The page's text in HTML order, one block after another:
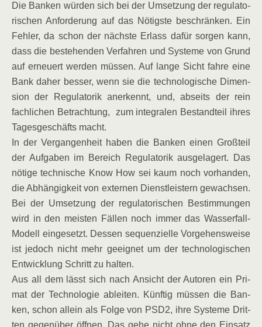
Die Ban­ken wür­den sich bei der Umset­zung der regu­la­to­
ri­schen Anfor­de­rung auf das Nötigs­te beschrän­ken. Ein
Feh­ler, da schon der nächs­te Erlass dafür sor­gen kann,
dass die bestehen­den Ver­fah­ren und Sys­te­me von Grund
auf erneu­ert wer­den müs­sen. Auf lan­ge Sicht fah­re eine
Bank daher bes­ser, wenn sie die tech­no­lo­gi­sche Dimen­
si­on der Regu­la­to­rik aner­kennt, und, abseits der rein
fach­li­chen Betrach­tung, zum inte­gra­len Bestand­teil ihres
Tages­ge­schäfts macht.
In der Ver­gan­gen­heit haben die Ban­ken einen Groß­teil
der Auf­ga­ben im Bereich Regu­la­to­rik aus­ge­la­gert. Das
nöti­ge tech­ni­sche Know How sei kaum noch vor­han­den,
die Abhän­gig­keit von exter­nen Dienst­leis­tern gewach­sen.
Bei der Umset­zung der regu­la­to­ri­schen Bestim­mun­gen
wird in den meis­ten Fäl­len noch immer das Was­ser­fall-
Modell ein­ge­setzt. Des­sen sequen­zi­el­le Vor­ge­hens­wei­se
ist jedoch nicht mehr geeig­net um der tech­no­lo­gi­schen
Ent­wick­lung Schritt zu halten.
Aus all dem lässt sich nach Ansicht der Autoren ein Pri­
mat der Tech­no­lo­gie ablei­ten. Künf­tig müs­sen die Ban­
ken, schon allein als Fol­ge von PSD2, ihre Sys­te­me Drit­
ten gegen­über öff­nen. Das gehe nicht ohne den Ein­satz